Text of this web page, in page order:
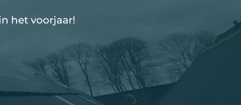
het voorjaar!